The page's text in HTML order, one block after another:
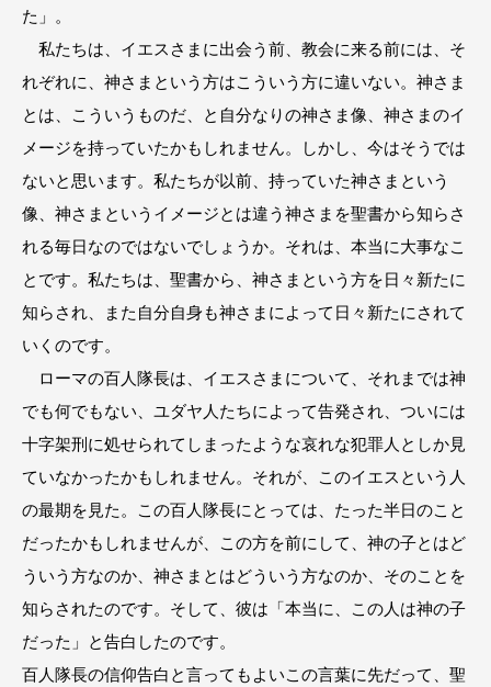
た」。
私たちは、イエスさまに出会う前、教会に来る前には、そ
れぞれに、神さまという方はこういう方に違いない。神さま
とは、こういうものだ、と自分なりの神さま像、神さまのイ
メージを持っていたかもしれません。しかし、今はそうでは
ないと思います。私たちが以前、持っていた神さまという
像、神さまというイメージとは違う神さまを聖書から知らさ
れる毎日なのではないでしょうか。それは、本当に大事なこ
とです。私たちは、聖書から、神さまという方を日々新たに
知らされ、また自分自身も神さまによって日々新たにされて
いくのです。
ローマの百人隊長は、イエスさまについて、それまでは神
でも何でもない、ユダヤ人たちによって告発され、ついには
十字架刑に処せられてしまったような哀れな犯罪人としか見
ていなかったかもしれません。それが、このイエスという人
の最期を見た。この百人隊長にとっては、たった半日のこと
だったかもしれませんが、この方を前にして、神の子とはど
ういう方なのか、神さまとはどういう方なのか、そのことを
知らされたのです。そして、彼は「本当に、この人は神の子
だった」と告白したのです。
百人隊長の信仰告白と言ってもよいこの言葉に先だって、聖